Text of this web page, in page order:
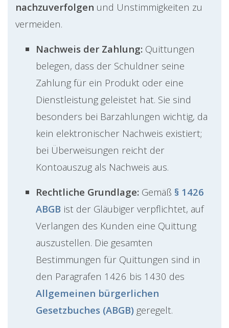
nachzuverfolgen und Unstimmigkeiten zu
vermeiden.
Nachweis der Zahlung: Quittungen
belegen, dass der Schuldner seine
Zahlung für ein Produkt oder eine
Dienstleistung geleistet hat. Sie sind
besonders bei Barzahlungen wichtig, da
kein elektronischer Nachweis existiert;
bei Überweisungen reicht der
Kontoauszug als Nachweis aus.
Rechtliche Grundlage: Gemäß § 1426
ABGB ist der Gläubiger verpflichtet, auf
Verlangen des Kunden eine Quittung
auszustellen. Die gesamten
Bestimmungen für Quittungen sind in
den Paragrafen 1426 bis 1430 des
Allgemeinen bürgerlichen
Gesetzbuches (ABGB) geregelt.